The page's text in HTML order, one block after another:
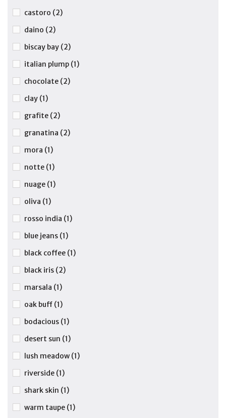
castoro (2)
daino (2)
biscay bay (2)
italian plump (1)
chocolate (2)
clay (1)
grafite (2)
granatina (2)
mora (1)
notte (1)
nuage (1)
oliva (1)
rosso india (1)
blue jeans (1)
black coffee (1)
black iris (2)
marsala (1)
oak buff (1)
bodacious (1)
desert sun (1)
lush meadow (1)
riverside (1)
shark skin (1)
warm taupe (1)